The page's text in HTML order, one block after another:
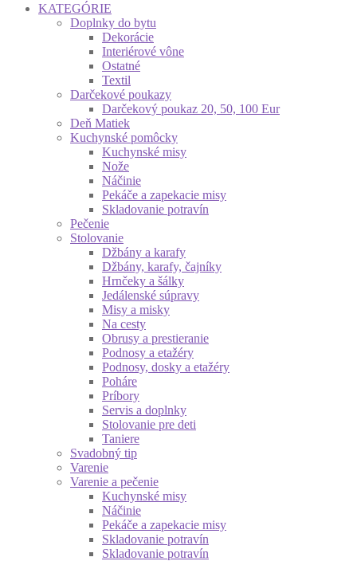
KATEGÓRIE
Doplnky do bytu
Dekorácie
Interiérové vône
Ostatné
Textil
Darčekové poukazy
Darčekový poukaz 20, 50, 100 Eur
Deň Matiek
Kuchynské pomôcky
Kuchynské misy
Nože
Náčinie
Pekáče a zapekacie misy
Skladovanie potravín
Pečenie
Stolovanie
Džbány a karafy
Džbány, karafy, čajníky
Hrnčeky a šálky
Jedálenské súpravy
Misy a misky
Na cesty
Obrusy a prestieranie
Podnosy a etažéry
Podnosy, dosky a etažéry
Poháre
Príbory
Servis a doplnky
Stolovanie pre deti
Taniere
Svadobný tip
Varenie
Varenie a pečenie
Kuchynské misy
Náčinie
Pekáče a zapekacie misy
Skladovanie potravín
Skladovanie potravín